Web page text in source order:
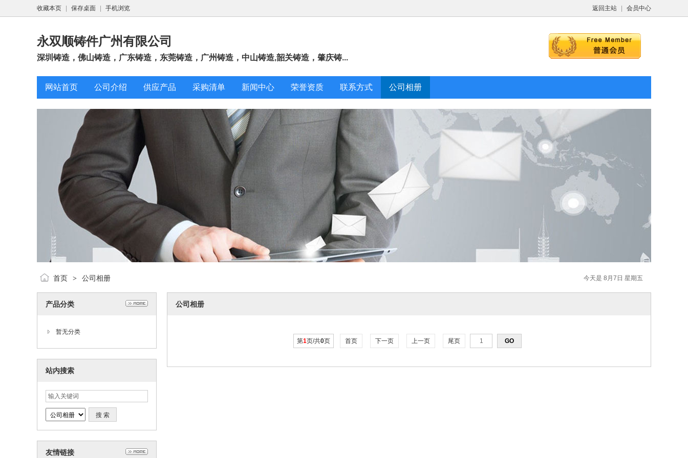
返回主站 会员中心
收藏本页 保存桌面 手机浏览
永双顺铸件广州有限公司
深圳铸造，佛山铸造，广东铸造，东莞铸造，广州铸造，中山铸造,韶关铸造，肇庆铸...
网站首页 公司介绍 供应产品 采购清单 新闻中心 荣誉资质 联系方式 公司相册
今天是 8月7日 星期五
首页 > 公司相册
产品分类
暂无分类
站内搜索
友情链接
公司相册
第1页/共0页 首页 下一页 上一页 尾页